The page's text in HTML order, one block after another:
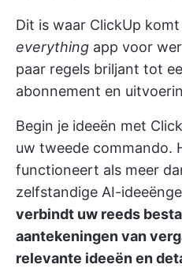
Dit is waar ClickUp komt
everything app voor
paar regels briljant tot
abonnement en
Begin je ideeën met
uw tweede commando.
functioneert als meer
zelfstandige AI-
verbindt uw reeds
aantekeningen van
relevante ideeën en